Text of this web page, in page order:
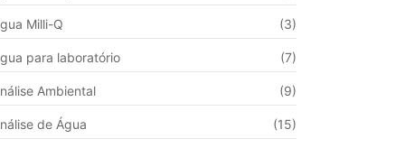
Milli-Q (3)
para laboratório (7)
Ambiental (9)
de Água (15)